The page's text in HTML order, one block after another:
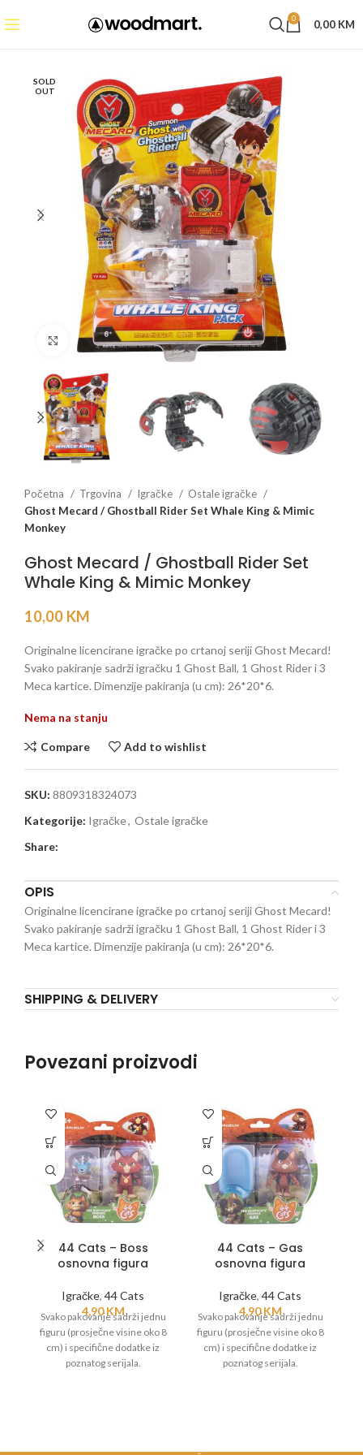
0 0,00 KM
SOLD
OUT
Click to enlarge
Početna Trgovina Igračke
Ostale igračke
Ghost Mecard / Ghostball Rider Set Whale King & Mimic
Monkey
Ghost Mecard / Ghostball Rider Set
Whale King & Mimic Monkey
10,00 KM
Originalne licencirane igračke po crtanoj seriji Ghost Mecard!
Svako pakiranje sadrži igračku 1 Ghost Ball, 1 Ghost Rider i 3
Meca kartice. Dimenzije pakiranja (u cm): 26*20*6.
Nema na stanju
Compare Add to wishlist
SKU: 8809318324073
Kategorije: Igračke, Ostale igračke
Share:
OPIS
Originalne licencirane igračke po crtanoj seriji Ghost Mecard!
Svako pakiranje sadrži igračku 1 Ghost Ball, 1 Ghost Rider i 3
Meca kartice. Dimenzije pakiranja (u cm): 26*20*6.
SHIPPING & DELIVERY
Povezani proizvodi
44 Cats – Boss
osnovna figura
Igračke, 44 Cats
4,90KM
Svako pakovanje sadrži jednu
figuru (prosječne visine oko 8
cm) i specifične dodatke iz
poznatog serijala.
44 Cats – Gas
osnovna figura
Igračke, 44 Cats
4,90KM
Svako pakovanje sadrži jednu
figuru (prosječne visine oko 8
cm) i specifične dodatke iz
poznatog serijala.